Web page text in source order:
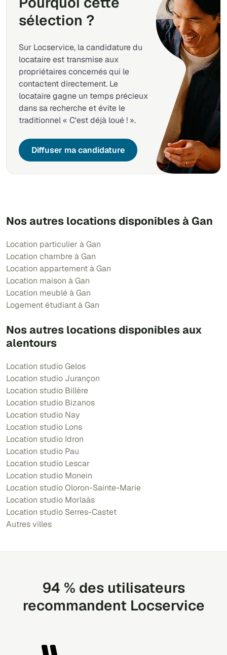
sélection ?
Sur Locservice, la candidature du
locataire est transmise aux
propriétaires concernés qui le
contactent directement. Le
locataire gagne un temps précieux
dans sa recherche et évite le
traditionnel « C'est déjà loué ! ».
Diffuser ma candidature
Nos autres locations disponibles à Gan
Location particulier à Gan
Location chambre à Gan
Location appartement à Gan
Location maison à Gan
Location meublé à Gan
Logement étudiant à Gan
Nos autres locations disponibles aux
alentours
Location studio Gelos
Location studio Jurançon
Location studio Billère
Location studio Bizanos
Location studio Nay
Location studio Lons
Location studio Idron
Location studio Pau
Location studio Lescar
Location studio Monein
Location studio Oloron-Sainte-Marie
Location studio Morlaàs
Location studio Serres-Castet
Autres villes
94 % des utilisateurs
recommandent Locservice